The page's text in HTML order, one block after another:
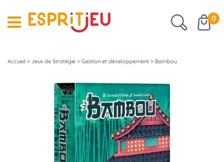
0
Accueil > Jeux de Stratégie > Gestion et développement > Bambou